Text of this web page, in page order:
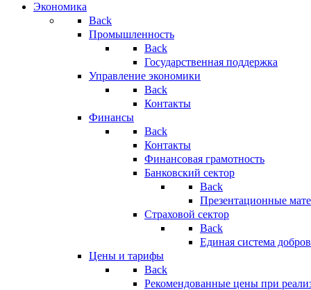
Экономика
Back
Промышленность
Back
Государственная поддержка
Управление экономики
Back
Контакты
Финансы
Back
Контакты
Финансовая грамотность
Банковский сектор
Back
Презентационные
Страховой сектор
Back
Единая система
Цены и тарифы
Back
Рекомендованные цены при